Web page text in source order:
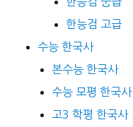
한능검 고급
수능 한국사
본수능 한국사
수능 모평 한국사
고3 학평 한국사